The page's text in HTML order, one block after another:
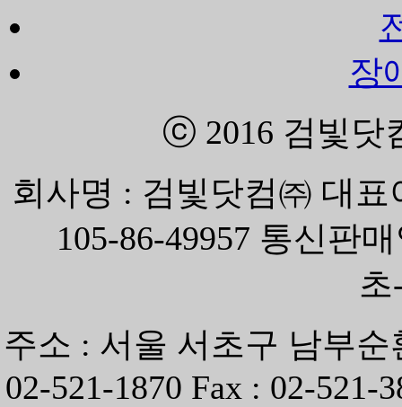
장
ⓒ 2016 검빛닷
회사명 : 검빛닷컴㈜ 대
105-86-49957 통신판
초
주소 : 서울 서초구 남부순
02-521-1870 Fax : 02-521-